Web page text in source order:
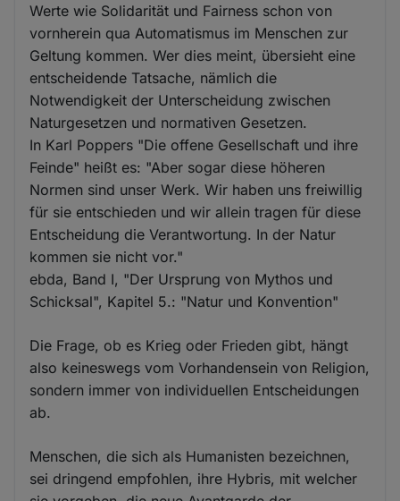
Werte wie Solidarität und Fairness schon von
vornherein qua Automatismus im Menschen zur
Geltung kommen. Wer dies meint, übersieht eine
entscheidende Tatsache, nämlich die
Notwendigkeit der Unterscheidung zwischen
Naturgesetzen und normativen Gesetzen.
In Karl Poppers "Die offene Gesellschaft und ihre
Feinde" heißt es: "Aber sogar diese höheren
Normen sind unser Werk. Wir haben uns freiwillig
für sie entschieden und wir allein tragen für diese
Entscheidung die Verantwortung. In der Natur
kommen sie nicht vor."
ebda, Band I, "Der Ursprung von Mythos und
Schicksal", Kapitel 5.: "Natur und Konvention"
Die Frage, ob es Krieg oder Frieden gibt, hängt
also keineswegs vom Vorhandensein von Religion,
sondern immer von individuellen Entscheidungen
ab.
Menschen, die sich als Humanisten bezeichnen,
sei dringend empfohlen, ihre Hybris, mit welcher